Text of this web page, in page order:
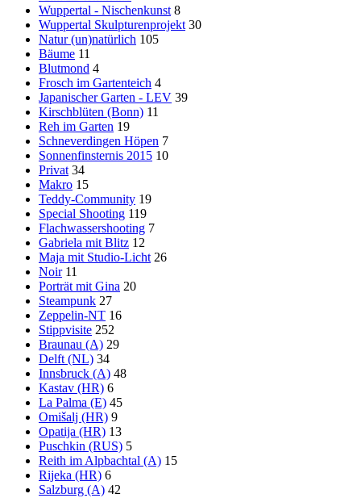
Wuppertal - Nischenkunst 8
Wuppertal Skulpturenprojekt 30
Natur (un)natürlich 105
Bäume 11
Blutmond 4
Frosch im Gartenteich 4
Japanischer Garten - LEV 39
Kirschblüten (Bonn) 11
Reh im Garten 19
Schneverdingen Höpen 7
Sonnenfinsternis 2015 10
Privat 34
Makro 15
Teddy-Community 19
Special Shooting 119
Flachwassershooting 7
Gabriela mit Blitz 12
Maja mit Studio-Licht 26
Noir 11
Porträt mit Gina 20
Steampunk 27
Zeppelin-NT 16
Stippvisite 252
Braunau (A) 29
Delft (NL) 34
Innsbruck (A) 48
Kastav (HR) 6
La Palma (E) 45
Omišalj (HR) 9
Opatija (HR) 13
Puschkin (RUS) 5
Reith im Alpbachtal (A) 15
Rijeka (HR) 6
Salzburg (A) 42